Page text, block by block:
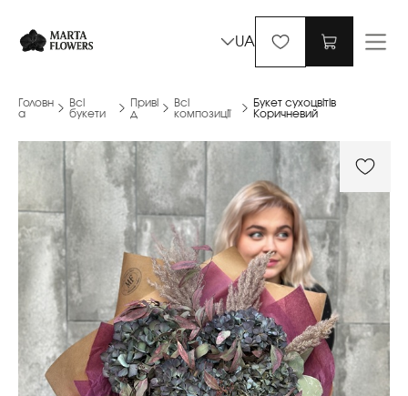
UA
Головн
а
Всі
букети
Приві
д
Всі
композиції
Букет сухоцвітів
Коричневий